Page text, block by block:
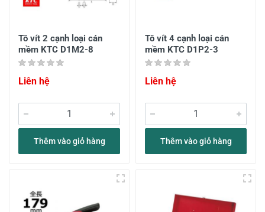
Tô vít 2 cạnh loại cán
mềm KTC D1M2-8
Liên hệ
Thêm vào giỏ hàng
Tô vít 4 cạnh loại cán
mềm KTC D1P2-3
Liên hệ
Thêm vào giỏ hàng